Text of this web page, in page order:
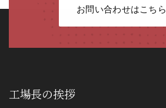
お問い合わせはこちら
工場長の挨拶